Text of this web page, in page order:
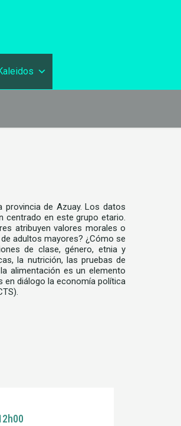
provincia de Azuay. Los datos
centrado en este grupo etario.
atribuyen valores morales o
adultos mayores? ¿Cómo se
de clase, género, etnia y
la nutrición, las pruebas de
alimentación es un elemento
en diálogo la economía política